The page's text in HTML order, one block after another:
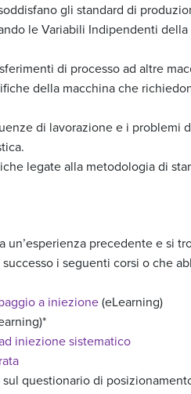
gli standard di
le Variabili Indipendenti
di processo ad altre
della macchina che
di lavorazione e i
legate alla metodologia di
precedente e si
i seguenti corsi o che
a iniezione(eLearning)
iniezione sistematico
questionario di